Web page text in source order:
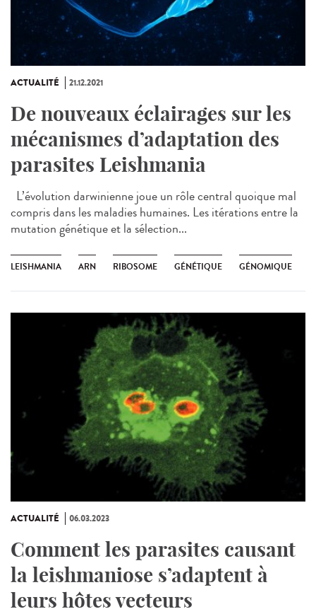
ACTUALITÉ 21.12.2021
De nouveaux éclairages sur les
mécanismes d’adaptation des
parasites Leishmania
L’évolution darwinienne joue un rôle central quoique mal
compris dans les maladies humaines. Les itérations entre la
mutation génétique et la sélection...
LEISHMANIA ARN RIBOSOME GÉNÉTIQUE GÉNOMIQUE
ACTUALITÉ 06.03.2023
Comment les parasites causant
la leishmaniose s’adaptent à
leurs hôtes vecteurs